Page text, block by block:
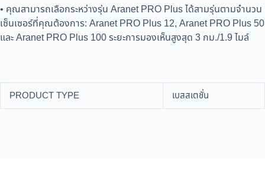
• คุณสามารถเลือกระหว่างรุ่น Aranet PRO Plus ได้สามรุ่นตามจำนวน
เซ็นเซอร์ที่คุณต้องการ: Aranet PRO Plus 12, Aranet PRO Plus 50
และ Aranet PRO Plus 100 ระยะการมองเห็นสูงสุด 3 กม./1.9 ไมล์
PRODUCT TYPE เบสสเตชั่น